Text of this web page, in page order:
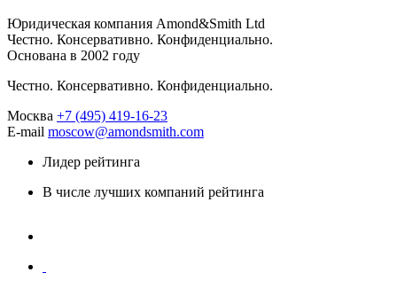
Юридическая компания Amond&Smith Ltd
Честно. Консервативно. Конфиденциально.
Основана в 2002 году
Честно. Консервативно. Конфиденциально.
Москва +7 (495) 419-16-23
E-mail moscow@amondsmith.com
Лидер рейтинга
В числе лучших компаний рейтинга